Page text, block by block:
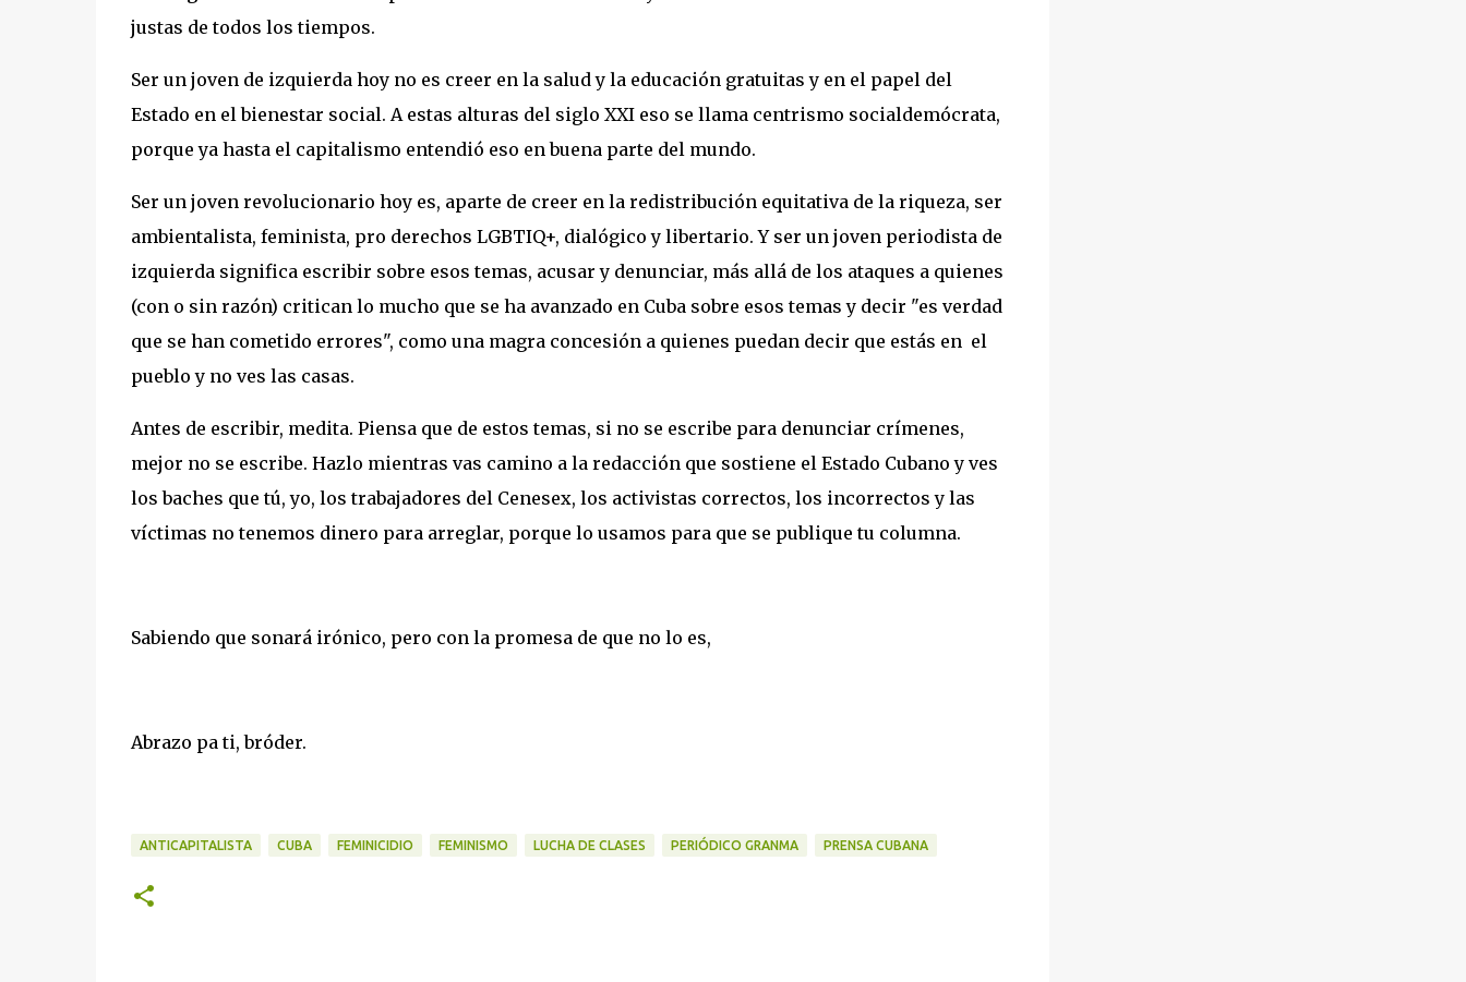
justas de todos los tiempos.
Ser un joven de izquierda hoy no es creer en la salud y la educación gratuitas y en el papel del
Estado en el bienestar social. A estas alturas del siglo XXI eso se llama centrismo socialdemócrata,
porque ya hasta el capitalismo entendió eso en buena parte del mundo.
Ser un joven revolucionario hoy es, aparte de creer en la redistribución equitativa de la riqueza, ser
ambientalista, feminista, pro derechos LGBTIQ+, dialógico y libertario. Y ser un joven periodista de
izquierda significa escribir sobre esos temas, acusar y denunciar, más allá de los ataques a quienes
(con o sin razón) critican lo mucho que se ha avanzado en Cuba sobre esos temas y decir "es verdad
que se han cometido errores", como una magra concesión a quienes puedan decir que estás en el
pueblo y no ves las casas.
Antes de escribir, medita. Piensa que de estos temas, si no se escribe para denunciar crímenes,
mejor no se escribe. Hazlo mientras vas camino a la redacción que sostiene el Estado Cubano y ves
los baches que tú, yo, los trabajadores del Cenesex, los activistas correctos, los incorrectos y las
víctimas no tenemos dinero para arreglar, porque lo usamos para que se publique tu columna.
Sabiendo que sonará irónico, pero con la promesa de que no lo es,
Abrazo pa ti, bróder.
ANTICAPITALISTA CUBA FEMINICIDIO FEMINISMO LUCHA DE CLASES PERIÓDICO GRANMA PRENSA CUBANA